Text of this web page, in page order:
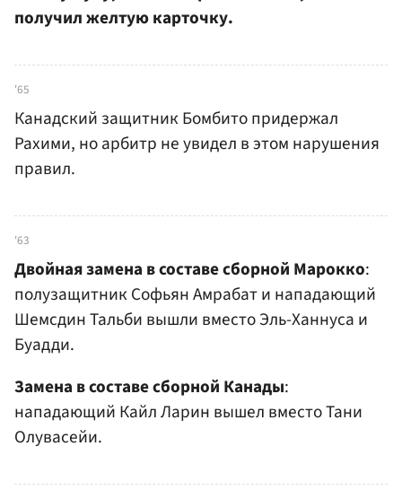
получил желтую карточку.
'65
Канадский защитник Бомбито придержал
Рахими, но арбитр не увидел в этом нарушения
правил.
'63
Двойная замена в составе сборной Марокко:
полузащитник Софьян Амрабат и нападающий
Шемсдин Тальби вышли вместо Эль-Ханнуса и
Буадди.
Замена в составе сборной Канады:
нападающий Кайл Ларин вышел вместо Тани
Олувасейи.